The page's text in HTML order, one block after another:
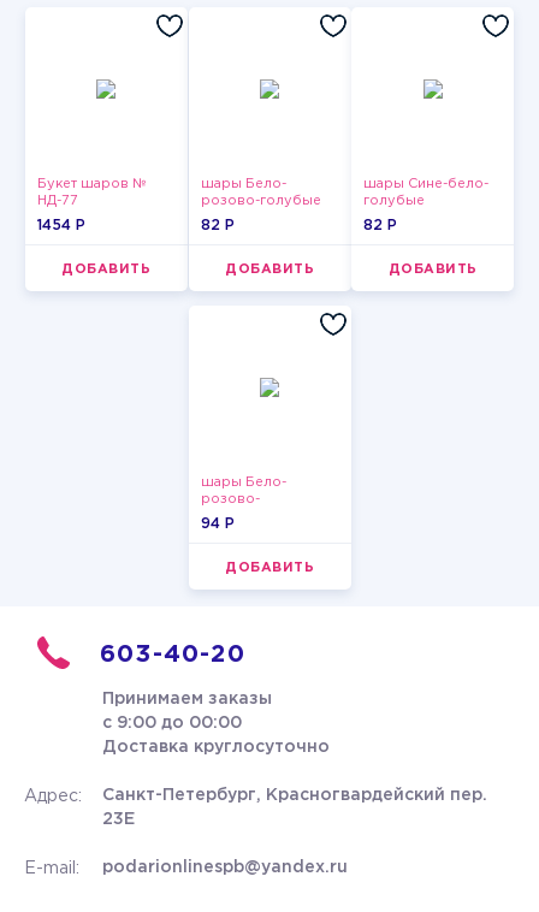
Букет шаров №
НД-77
1454 P
ДОБАВИТЬ
шары Бело-
розово-голубые
пастельные
82 P
ДОБАВИТЬ
шары Сине-бело-
голубые
пастельные
82 P
ДОБАВИТЬ
шары Бело-
розово-
фиолетово-
94 P
ДОБАВИТЬ
603-40-20
Принимаем заказы
с 9:00 до 00:00
Доставка круглосуточно
Адрес:
Санкт-Петербург, Красногвардейский пер.
23Е
E-mail: podarionlinespb@yandex.ru